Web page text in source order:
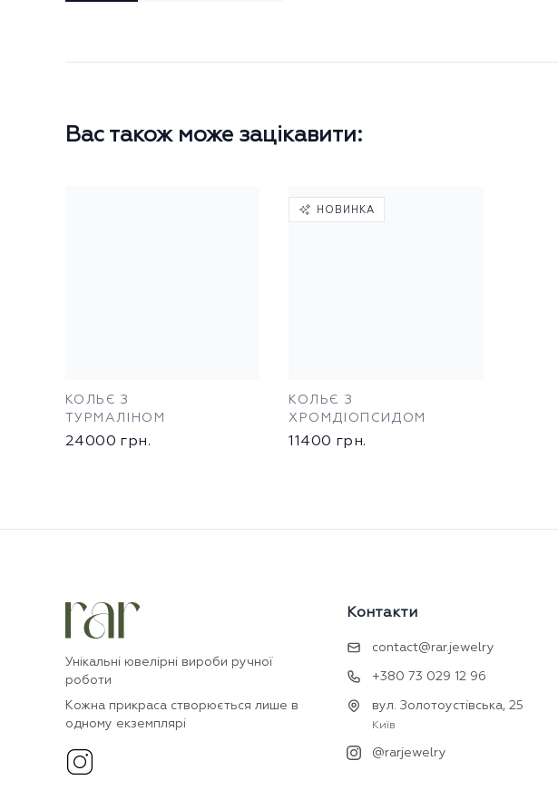
Вас також може зацікавити:
КОЛЬЄ З
ТУРМАЛІНОМ
24000 грн.
НОВИНКА
КОЛЬЄ З
ХРОМДІОПСИДОМ
11400 грн.
Унікальні ювелірні вироби ручної
роботи
Кожна прикраса створюється лише в
одному екземплярі
Контакти
contact@rar.jewelry
+380 73 029 12 96
вул. Золотоустівська, 25
Київ
@rarjewelry